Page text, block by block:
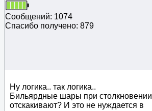
Сообщений: 1074
Спасибо получено: 879
Ну логика.. так логика..
Бильярдные шары при столкновении
отскакивают? И это не нуждается в